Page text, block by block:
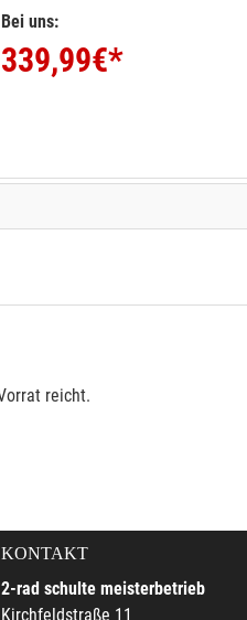
Bei uns:
339,99€*
reicht.
KONTAKT
2-rad schulte meisterbetrieb
Kirchfeldstraße 11